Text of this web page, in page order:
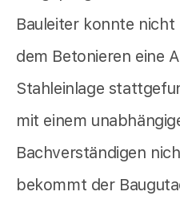
Bauleiter konnte
dem Betonieren eine
Stahleinlage
mit einem
Bachverständigen
bekommt der